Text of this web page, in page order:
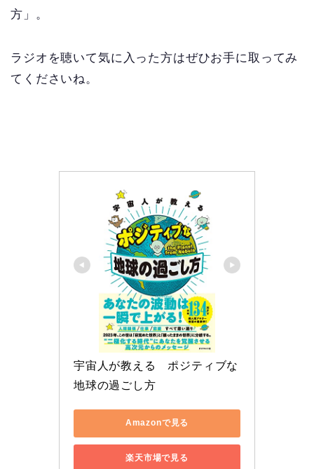
方」。
ラジオを聴いて気に入った方はぜひお手に取ってみ
てくださいね。
宇宙人が教える　ポジティブな
地球の過ごし方
Amazonで見る
楽天市場で見る